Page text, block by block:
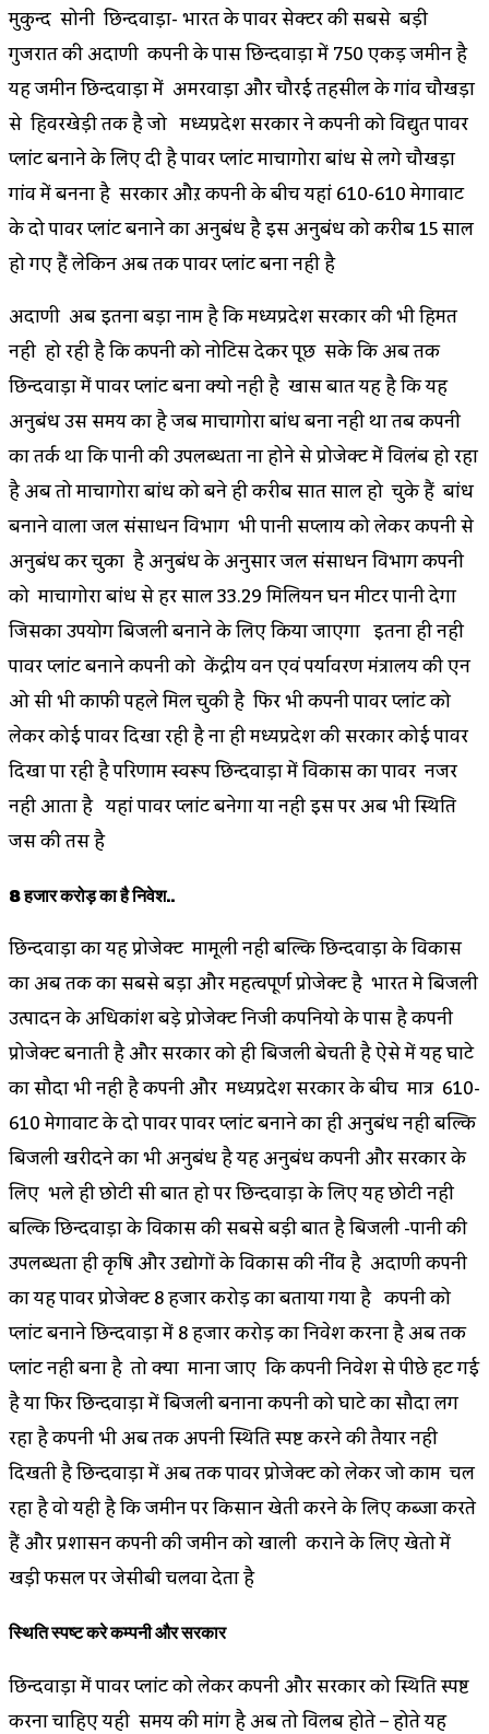
मुकुन्द सोनी छिन्दवाड़ा- भारत के पावर सेक्टर की सबसे बड़ी
गुजरात की अदाणी कम्पनी के पास छिन्दवाड़ा में 750 एकड़ जमीन है
यह जमीन छिन्दवाड़ा में अमरवाड़ा और चौरई तहसील के गांव चौखड़ा
से हिवरखेड़ी तक है जो मध्यप्रदेश सरकार ने कम्पनी को विद्युत पावर
प्लांट बनाने के लिए दी है पावर प्लांट माचागोरा बांध से लगे चौखड़ा
गांव में बनना है सरकार औऱ कम्पनी के बीच यहां 610-610 मेगावाट
के दो पावर प्लांट बनाने का अनुबंध है इस अनुबंध को करीब 15 साल
हो गए हैं लेकिन अब तक पावर प्लांट बना नही है
अदाणी अब इतना बड़ा नाम है कि मध्यप्रदेश सरकार की भी हिम्मत
नही हो रही है कि कम्पनी को नोटिस देकर पूछ सके कि अब तक
छिन्दवाड़ा में पावर प्लांट बना क्यो नही है खास बात यह है कि यह
अनुबंध उस समय का है जब माचागोरा बांध बना नही था तब कम्पनी
का तर्क था कि पानी की उपलब्धता ना होने से प्रोजेक्ट में विलंब हो रहा
है अब तो माचागोरा बांध को बने ही करीब सात साल हो चुके हैं बांध
बनाने वाला जल संसाधन विभाग भी पानी सप्लाय को लेकर कम्पनी से
अनुबंध कर चुका है अनुबंध के अनुसार जल संसाधन विभाग कम्पनी
को माचागोरा बांध से हर साल 33.29 मिलियन घन मीटर पानी देगा
जिसका उपयोग बिजली बनाने के लिए किया जाएगा इतना ही नही
पावर प्लांट बनाने कम्पनी को केंद्रीय वन एवं पर्यावरण मंत्रालय की एन
ओ सी भी काफी पहले मिल चुकी है फिर भी कम्पनी पावर प्लांट को
लेकर कोई पावर दिखा रही है ना ही मध्यप्रदेश की सरकार कोई पावर
दिखा पा रही है परिणाम स्वरूप छिन्दवाड़ा में विकास का पावर नजर
नही आता है यहां पावर प्लांट बनेगा या नही इस पर अब भी स्थिति
जस की तस है
8 हजार करोड़ का है निवेश..
छिन्दवाड़ा का यह प्रोजेक्ट मामूली नही बल्कि छिन्दवाड़ा के विकास
का अब तक का सबसे बड़ा और महत्वपूर्ण प्रोजेक्ट है भारत मे बिजली
उत्पादन के अधिकांश बड़े प्रोजेक्ट निजी कम्पनियो के पास है कम्पनी
प्रोजेक्ट बनाती है और सरकार को ही बिजली बेचती है ऐसे में यह घाटे
का सौदा भी नही है कम्पनी और मध्यप्रदेश सरकार के बीच मात्र 610-
610 मेगावाट के दो पावर पावर प्लांट बनाने का ही अनुबंध नही बल्कि
बिजली खरीदने का भी अनुबंध है यह अनुबंध कम्पनी और सरकार के
लिए भले ही छोटी सी बात हो पर छिन्दवाड़ा के लिए यह छोटी नही
बल्कि छिन्दवाड़ा के विकास की सबसे बड़ी बात है बिजली -पानी की
उपलब्धता ही कृषि और उद्योगों के विकास की नींव है अदाणी कम्पनी
का यह पावर प्रोजेक्ट 8 हजार करोड़ का बताया गया है कम्पनी को
प्लांट बनाने छिन्दवाड़ा में 8 हजार करोड़ का निवेश करना है अब तक
प्लांट नही बना है तो क्या माना जाए कि कम्पनी निवेश से पीछे हट गई
है या फिर छिन्दवाड़ा में बिजली बनाना कम्पनी को घाटे का सौदा लग
रहा है कम्पनी भी अब तक अपनी स्थिति स्पष्ट करने की तैयार नही
दिखती है छिन्दवाड़ा में अब तक पावर प्रोजेक्ट को लेकर जो काम चल
रहा है वो यही है कि जमीन पर किसान खेती करने के लिए कब्जा करते
हैं और प्रशासन कम्पनी की जमीन को खाली कराने के लिए खेतो में
खड़ी फसल पर जेसीबी चलवा देता है
स्थिति स्पष्ट करे कम्पनी और सरकार
छिन्दवाड़ा में पावर प्लांट को लेकर कम्पनी और सरकार को स्थिति स्पष्ट
करना चाहिए यही समय की मांग है अब तो विलम्ब होते – होते यह